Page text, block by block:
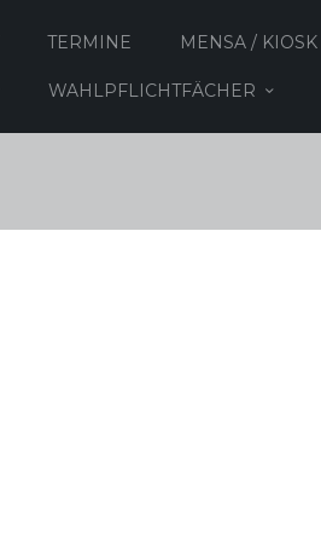
TERMINE MENSA / KIOSK
WAHLPFLICHTFÄCHER